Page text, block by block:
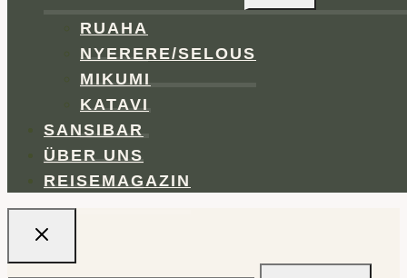
RUAHA
NYERERE/SELOUS
MIKUMI
KATAVI
SANSIBAR
ÜBER UNS
REISEMAGAZIN